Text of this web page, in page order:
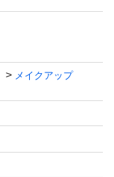
メイクアップ